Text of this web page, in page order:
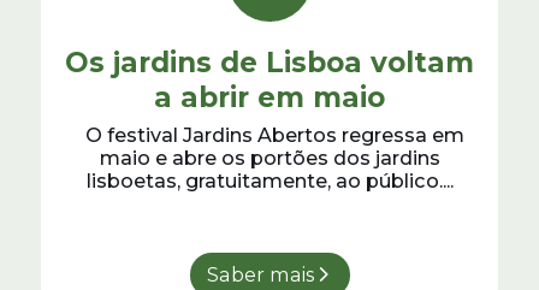
Os jardins de Lisboa voltam
a abrir em maio
O festival Jardins Abertos regressa em
maio e abre os portões dos jardins
lisboetas, gratuitamente, ao público....
Saber mais